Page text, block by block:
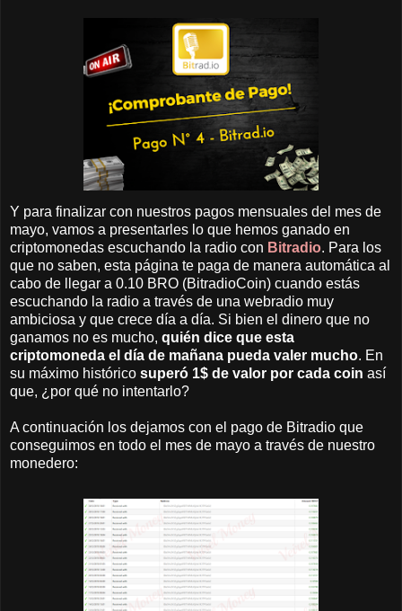
Y para finalizar con nuestros pagos mensuales del mes de
mayo, vamos a presentarles lo que hemos ganado en
criptomonedas escuchando la radio con Bitradio. Para los
que no saben, esta página te paga de manera automática al
cabo de llegar a 0.10 BRO (BitradioCoin) cuando estás
escuchando la radio a través de una webradio muy
ambiciosa y que crece día a día. Si bien el dinero que no
ganamos no es mucho, quién dice que esta
criptomoneda el día de mañana pueda valer mucho. En
su máximo histórico superó 1$ de valor por cada coin así
que, ¿por qué no intentarlo?
A continuación los dejamos con el pago de Bitradio que
conseguimos en todo el mes de mayo a través de nuestro
monedero: